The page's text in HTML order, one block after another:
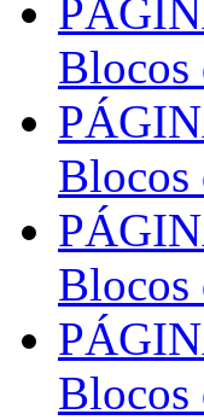
Blocos
Blocos
Blocos
Blocos